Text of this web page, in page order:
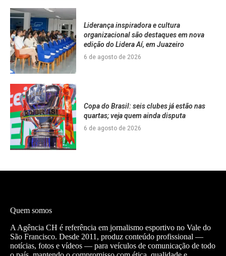
Liderança inspiradora e cultura
organizacional são destaques em nova
edição do Lidera Aí, em Juazeiro
6 de agosto de 2026
Copa do Brasil: seis clubes já estão nas
quartas; veja quem ainda disputa
6 de agosto de 2026
Quem somos
A Agência CH é referência em jornalismo esportivo no Vale do
São Francisco. Desde 2011, produz conteúdo profissional —
notícias, fotos e vídeos — para veículos de comunicação de todo